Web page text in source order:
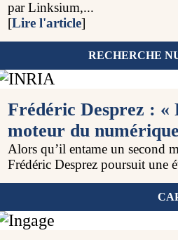
par Linksium,...
[Lire l'article]
RECHERCHE
Frédéric Desprez :
moteur du
Alors qu’il entame un second
Frédéric Desprez poursuit une